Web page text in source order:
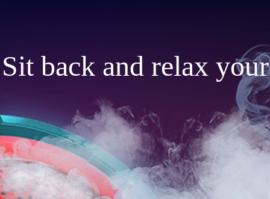
Sit back and relax your